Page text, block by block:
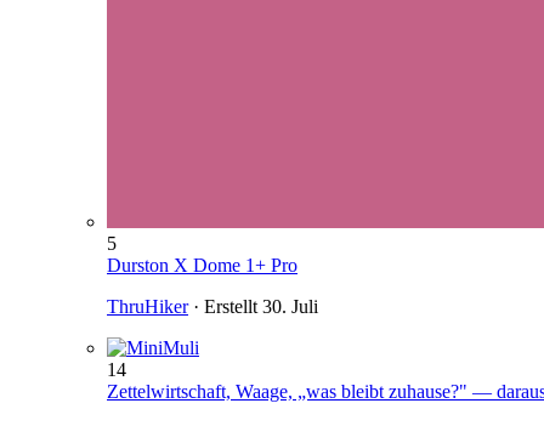
5
Durston X Dome 1+ Pro
ThruHiker· Erstellt 30. Juli
14
Zettelwirtschaft, Waage, „was bleibt zuhause?" —